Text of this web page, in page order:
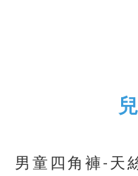
男童四角褲-天